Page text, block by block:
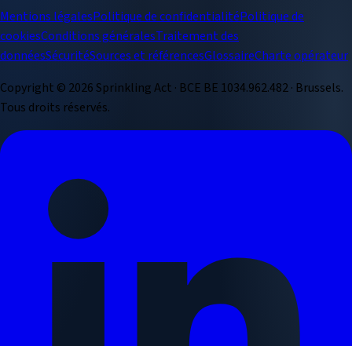
Mentions légalesPolitique de confidentialitéPolitique de
cookiesConditions généralesTraitement des
donnéesSécuritéSources et référencesGlossaireCharte opérateur
Copyright © 2026Sprinkling Act · BCE BE 1034.962.482 · Brussels.
Tous droits réservés.